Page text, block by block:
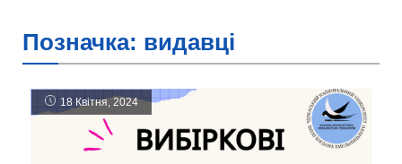
Позначка: видавці
18 Квітня, 2024